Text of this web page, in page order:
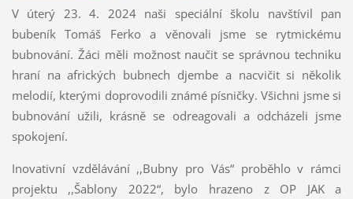
V úterý 23. 4. 2024 naši speciální školu navštívil pan
bubeník Tomáš Ferko a věnovali jsme se rytmickému
bubnování. Žáci měli možnost naučit se správnou techniku
hraní na afrických bubnech djembe a nacvičit si několik
melodií, kterými doprovodili známé písničky. Všichni jsme si
bubnování užili, krásně se odreagovali a odcházeli jsme
spokojení.
Inovativní vzdělávání ,,Bubny pro Vás“ proběhlo v rámci
projektu ,,Šablony 2022“, bylo hrazeno z OP JAK a